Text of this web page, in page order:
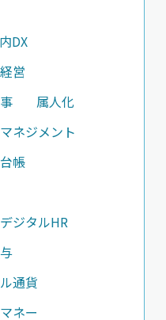
DX
営
属人化
ネジメント
帳
デジタルHR
通貨
ネー